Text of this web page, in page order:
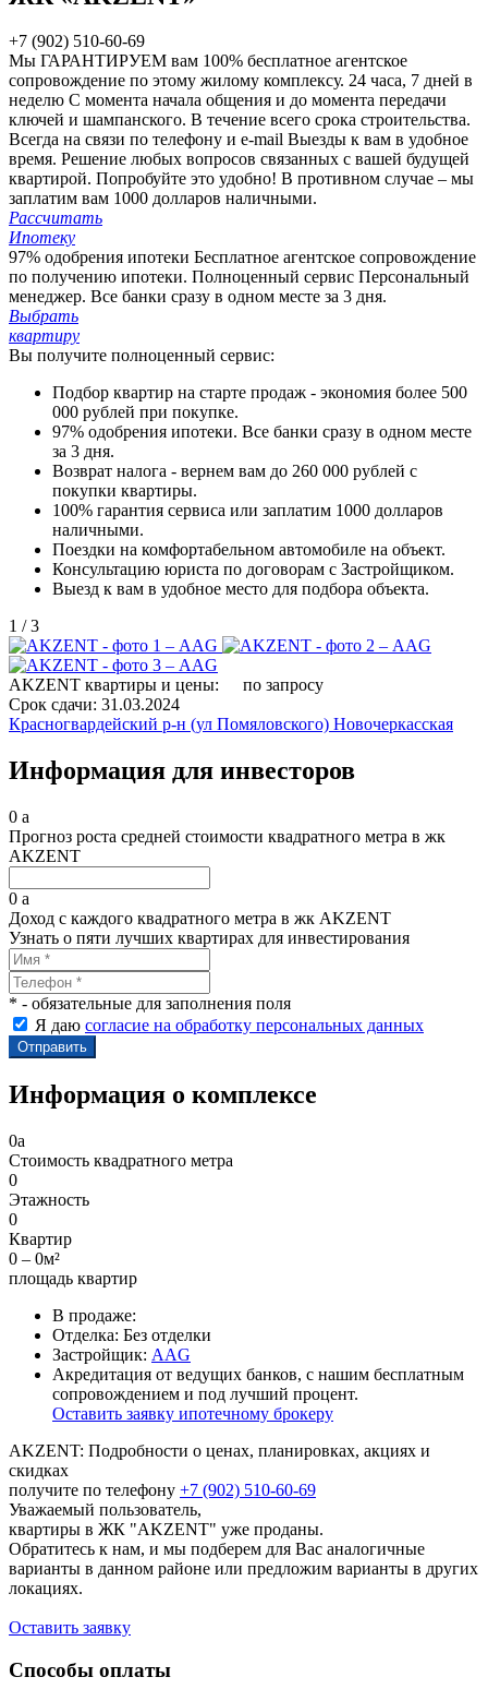
+7 (902) 510-60-69
Мы ГАРАНТИРУЕМ вам 100% бесплатное агентское
сопровождение по этому жилому комплексу. 24 часа, 7 дней в
неделю С момента начала общения и до момента передачи
ключей и шампанского. В течение всего срока строительства.
Всегда на связи по телефону и e-mail Выезды к вам в удобное
время. Решение любых вопросов связанных с вашей будущей
квартирой. Попробуйте это удобно! В противном случае – мы
заплатим вам 1000 долларов наличными.
Рассчитать
Ипотеку
97% одобрения ипотеки Бесплатное агентское сопровождение
по получению ипотеки. Полноценный сервис Персональный
менеджер. Все банки сразу в одном месте за 3 дня.
Выбрать
квартиру
Вы получите полноценный сервис:
Подбор квартир на старте продаж - экономия более 500
000 рублей при покупке.
97% одобрения ипотеки. Все банки сразу в одном месте
за 3 дня.
Возврат налога - вернем вам до 260 000 рублей с
покупки квартиры.
100% гарантия сервиса или заплатим 1000 долларов
наличными.
Поездки на комфортабельном автомобиле на объект.
Консультацию юриста по договорам с Застройщиком.
Выезд к вам в удобное место для подбора объекта.
1 /3
AKZENT квартиры и цены:
по запросу
Срок сдачи: 31.03.2024
Красногвардейский р-н (ул Помяловского) Новочеркасская
Информация для инвесторов
0 a
Прогноз роста средней стоимости квадратного метра в жк
AKZENT
0 a
Доход с каждого квадратного метра в жк AKZENT
Узнать о пяти лучших квартирах для инвестирования
* - обязательные для заполнения поля
Я даю согласие на обработку персональных данных
Информация о комплексе
0a
Стоимость квадратного метра
0
Этажность
0
Квартир
0 – 0м²
площадь квартир
В продаже:
Отделка: Без отделки
Застройщик: AAG
Акредитация от ведущих банков, с нашим бесплатным
сопровождением и под лучший процент.
Оставить заявку ипотечному брокеру
AKZENT: Подробности о ценах, планировках, акциях и
скидках
получите по телефону +7 (902) 510-60-69
Уважаемый пользователь,
квартиры в ЖК "AKZENT" уже проданы.
Обратитесь к нам, и мы подберем для Вас аналогичные
варианты в данном районе или предложим варианты в других
локациях.
Оставить заявку
Способы оплаты